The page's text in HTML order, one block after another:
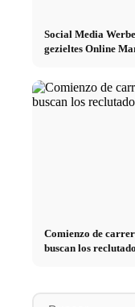
Social Media
gezieltes Online
Comienzo de
buscan los